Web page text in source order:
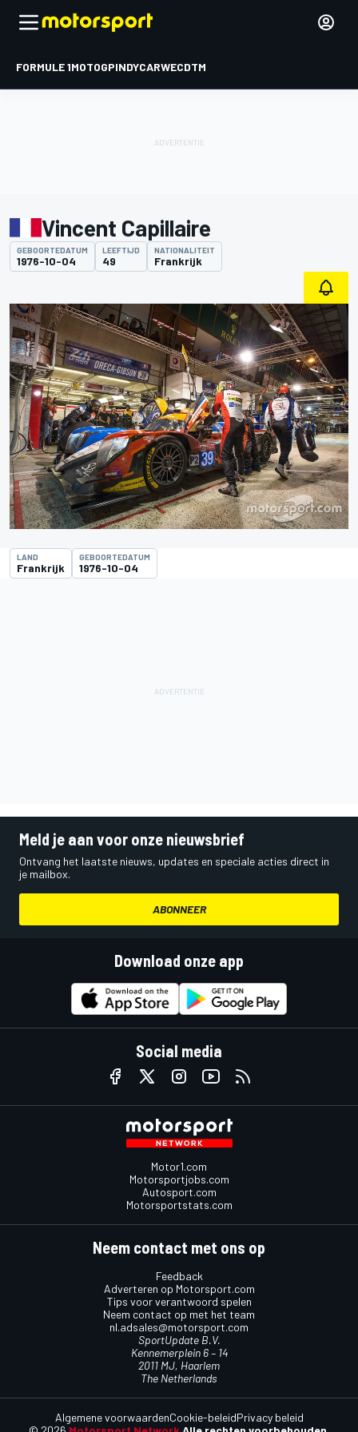
FORMULE 1MOTOGPINDYCARWECDTM
Vincent Capillaire
GEBOORTEDATUM
1976-10-04
LEEFTIJD
49
NATIONALITEIT
Frankrijk
LAND
Frankrijk
GEBOORTEDATUM
1976-10-04
Meld je aan voor onze nieuwsbrief
Ontvang het laatste nieuws, updates en speciale acties direct in
je mailbox.
ABONNEER
Download onze app
Social media
Motor1.com
Motorsportjobs.com
Autosport.com
Motorsportstats.com
Neem contact met ons op
Feedback
Adverteren op Motorsport.com
Tips voor verantwoord spelen
Neem contact op met het team
nl.adsales@motorsport.com
SportUpdate B.V.
Kennemerplein 6 – 14
2011 MJ, Haarlem
The Netherlands
Algemene voorwaardenCookie-beleidPrivacy beleid